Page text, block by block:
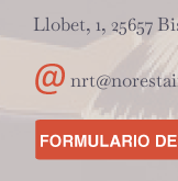
Llobet, 1, 25657